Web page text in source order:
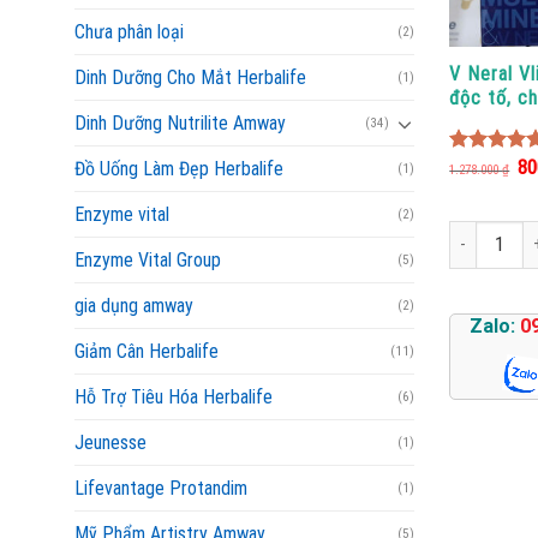
Chưa phân loại (2)
Dinh Dưỡng Cho Mắt Herbalife (1)
Dinh Dưỡng Nutrilite Amway (34)
Đồ Uống Làm Đẹp Herbalife (1)
Enzyme vital (2)
Enzyme Vital Group (5)
gia dụng amway (2)
Giảm Cân Herbalife (11)
Hỗ Trợ Tiêu Hóa Herbalife (6)
Jeunesse (1)
Lifevantage Protandim (1)
(5)
V Neral
độc tố,
4.88out
1.278.000₫ Giá
V Neral
Zalo: